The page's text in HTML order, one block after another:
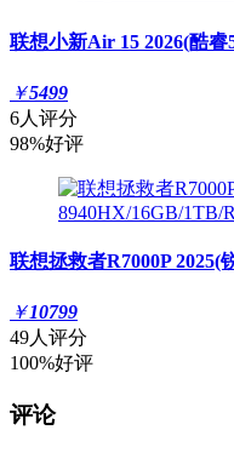
联想小新Air 15 2026(酷睿
￥5499
6人评分
98%好评
联想拯救者R7000P 2025(
￥10799
49人评分
100%好评
评论